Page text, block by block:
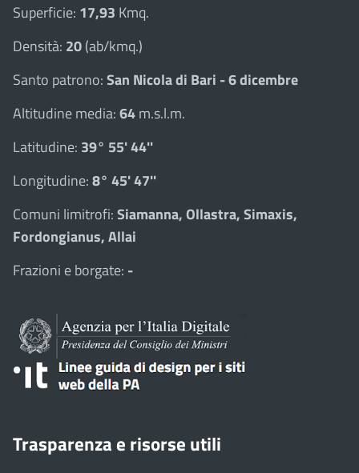
Superficie: 17,93 Kmq.
Densità: 20(ab/kmq.)
Santo patrono:San Nicola di Bari - 6 dicembre
Altitudine media:64m.s.l.m.
Latitudine: 39° 55' 44''
Longitudine:8° 45' 47''
Comuni limitrofi:Siamanna, Ollastra, Simaxis,
Fordongianus, Allai
Frazioni e borgate: -
Trasparenza e risorse utili